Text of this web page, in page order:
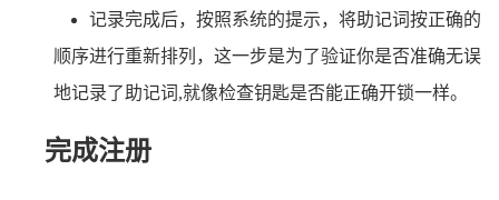
记录完成后，按照系统的提示，将助记词按正确的
顺序进行重新排列，这一步是为了验证你是否准确无误
地记录了助记词,就像检查钥匙是否能正确开锁一样。
完成注册